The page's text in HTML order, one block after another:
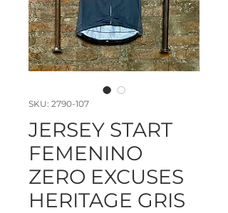
SKU: 2790-107
JERSEY START
FEMENINO
ZERO EXCUSES
HERITAGE GRIS